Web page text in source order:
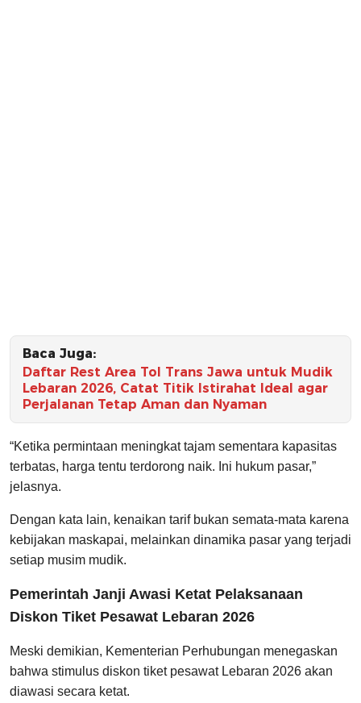
Baca Juga:
Daftar Rest Area Tol Trans Jawa untuk Mudik
Lebaran 2026, Catat Titik Istirahat Ideal agar
Perjalanan Tetap Aman dan Nyaman
“Ketika permintaan meningkat tajam sementara kapasitas
terbatas, harga tentu terdorong naik. Ini hukum pasar,”
jelasnya.
Dengan kata lain, kenaikan tarif bukan semata-mata karena
kebijakan maskapai, melainkan dinamika pasar yang terjadi
setiap musim mudik.
Pemerintah Janji Awasi Ketat Pelaksanaan
Diskon Tiket Pesawat Lebaran 2026
Meski demikian, Kementerian Perhubungan menegaskan
bahwa stimulus diskon tiket pesawat Lebaran 2026 akan
diawasi secara ketat.